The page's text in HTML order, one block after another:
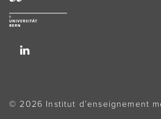
© 2026 Institut d’enseignement